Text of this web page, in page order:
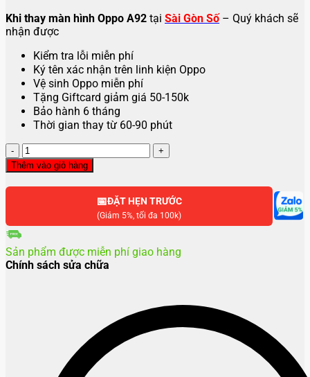
Khi thay màn hình Oppo A92 tại Sài Gòn Số– Quý khách sẽ
nhận được
Kiểm tra lỗi miễn phí
Ký tên xác nhận trên linh kiện Oppo
Vệ sinh Oppo miễn phí
Tặng Giftcard giảm giá 50-150k
Bảo hành 6 tháng
Thời gian thay từ 60-90 phút
Thay
màn
hình
oppo
lượng
Thêm vào giỏ hàng
📅ĐẶT HẸN TRƯỚC
(Giảm 5%, tối đa 100k)
Sản phẩm được miễn phí giao hàng
Chính sách sửa chữa